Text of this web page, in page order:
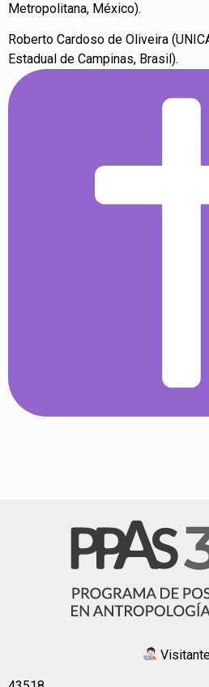
Metropolitana, México).
Roberto Cardoso de Oliveira
Estadual de Campinas, Brasil).